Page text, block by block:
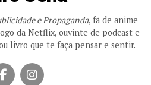
e Propaganda, fã de anime
da Netflix, ouvinte de podcast e
livro que te faça pensar e sentir.